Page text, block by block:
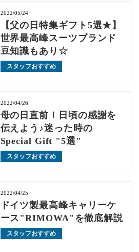
2022/05/24
【父の日特集ギフト5選★】
世界最高峰スーツブランド
豆知識もあり☆
スタッフおすすめ
2022/04/26
母の日直前！日頃の感謝を
伝えよう♪迷った時の
Special Gift "5選"
スタッフおすすめ
2022/04/25
ドイツ製最高峰キャリーケ
ース"RIMOWA"を徹底解説
スタッフおすすめ